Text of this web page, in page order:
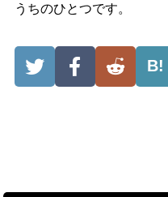
うちのひとつです。
B!